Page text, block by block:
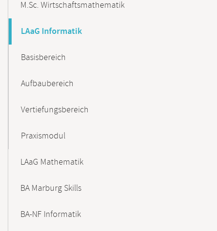
M.Sc. Wirtschaftsmathematik
LAaG Informatik
Basisbereich
Aufbaubereich
Vertiefungsbereich
Praxismodul
LAaG Mathematik
BA Marburg Skills
BA-NF Informatik